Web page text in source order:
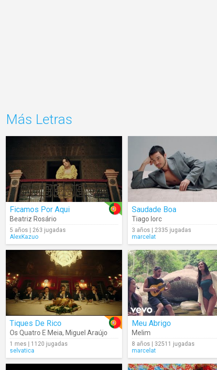
Más Letras
Ficamos Por Aqui
Beatriz Rosário
5 años | 263 jugadas
AlexKazuo
Saudade Boa
Tiago Iorc
3 años | 2335 jugadas
marcelat
Tiques De Rico
Os Quatro E Meia, Miguel Araújo
1 mes | 1120 jugadas
selvatica
Meu Abrigo
Melim
8 años | 32511 jugadas
marcelat